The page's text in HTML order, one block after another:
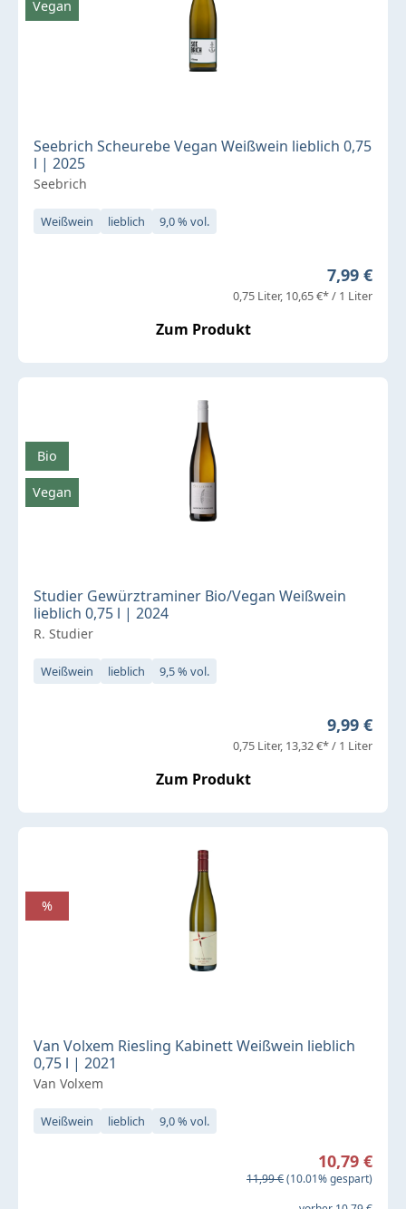
Seebrich Scheurebe Vegan Weißwein lieblich 0,75
l | 2025
Seebrich
Weißwein lieblich 9,0 % vol.
Regulärer
7,99 €
0,75 Liter 10,65 €* / 1 Liter
Zum Produkt
Vegan
Studier Gewürztraminer Bio/Vegan Weißwein
lieblich 0,75 l | 2024
R. Studier
Weißwein lieblich 9,5 % vol.
Regulärer
9,99 €
0,75 Liter 13,32 €* / 1 Liter
Zum Produkt
Bio
Vegan
Van Volxem Riesling Kabinett Weißwein lieblich
0,75 l | 2021
Van Volxem
Weißwein lieblich 9,0 % vol.
Verkaufspreis:
10,79 €
Regulärer Preis:
11,99 €(10.01% gespart)
%